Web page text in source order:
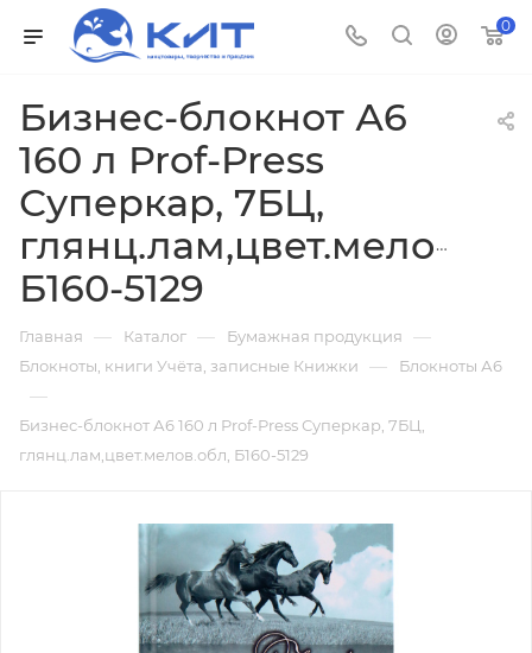
0
Бизнес-блокнот А6
160 л Prof-Press
Суперкар, 7БЦ,
Б160-5129
Главная — Каталог — Бумажная продукция —
Блокноты, книги Учёта, записные Книжки — Блокноты А6
—
Бизнес-блокнот А6 160 л Prof-Press Суперкар, 7БЦ,
глянц.лам,цвет.мелов.обл, Б160-5129